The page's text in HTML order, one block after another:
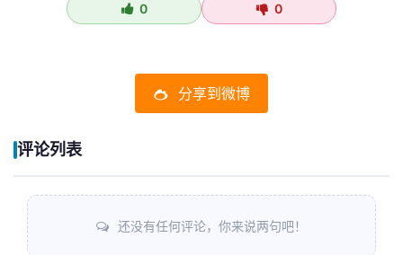
0 0
分享到微博
评论列表
还没有任何评论，你来说两句吧！